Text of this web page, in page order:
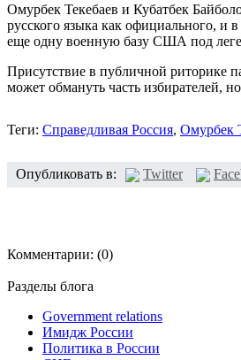
Омурбек Текебаев и Кубатбек
русского языка как официального, и
еще одну военную базу США под
Присутствие в публичной риторике
может обмануть часть избирателей,
Теги: Справедливая Россия, Омурбек
Опубликовать в: Twitter
Комментарии: (0)
Разделы блога
Government relations
Имидж России
Политика в России